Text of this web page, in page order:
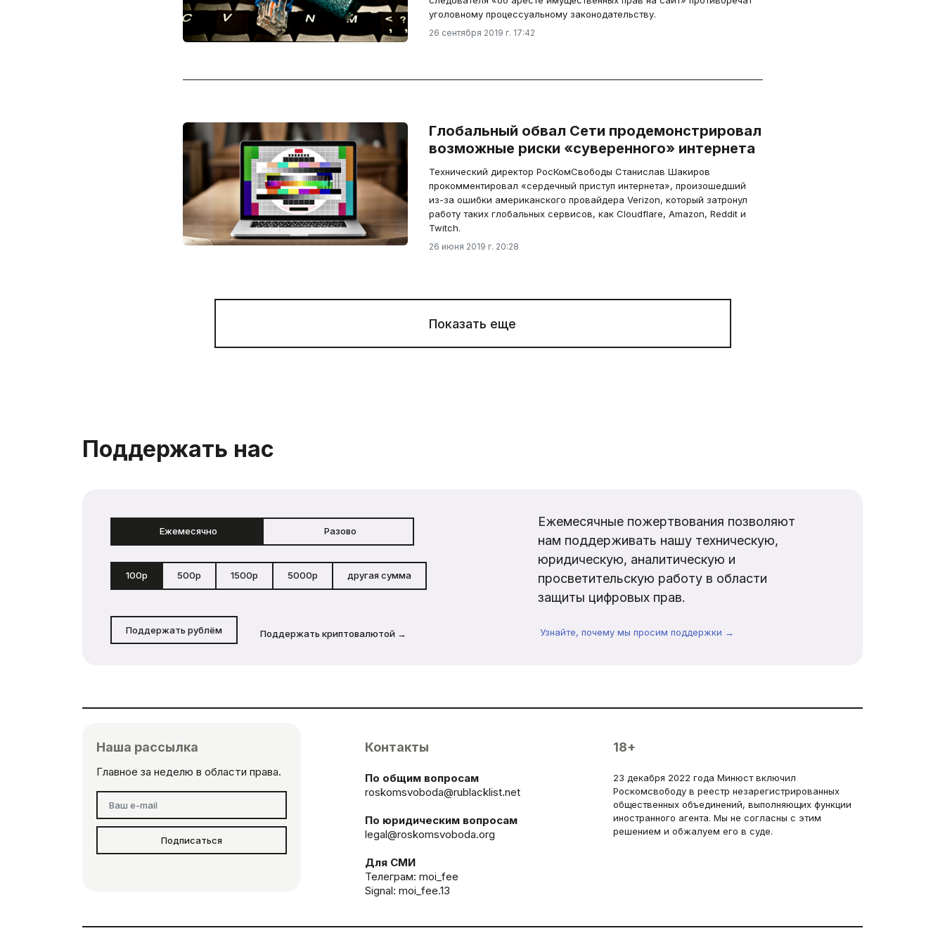
уголовному процессуальному законодательству.
26 сентября 2019 г. 17:42
Глобальный обвал Сети продемонстрировал
возможные риски «суверенного» интернета
Технический директор РосКомСвободы Станислав Шакиров
прокомментировал «сердечный приступ интернета», произошедший
из-за ошибки американского провайдера Verizon, который затронул
работу таких глобальных сервисов, как Cloudflare, Amazon, Reddit и
Twitch.
26 июня 2019 г. 20:28
Показать еще
Поддержать нас
Ежемесячно Разово
100р 500р 1500р 5000р другая сумма
Поддержать рублём Поддержать криптовалютой →
Ежемесячные пожертвования позволяют
нам поддерживать нашу техническую,
юридическую, аналитическую и
просветительскую работу в области
защиты цифровых прав.
Узнайте, почему мы просим поддержки →
Наша рассылка
Главное за неделю в области права.
Подписаться
Контакты
По общим вопросам
roskomsvoboda@rublacklist.net
По юридическим вопросам
legal@roskomsvoboda.org
Для СМИ
Телеграм: moi_fee
Signal: moi_fee.13
18+
23 декабря 2022 года Минюст включил
Роскомсвободу в реестр незарегистрированных
общественных объединений, выполняющих функции
иностранного агента. Мы не согласны с этим
решением и обжалуем его в суде.